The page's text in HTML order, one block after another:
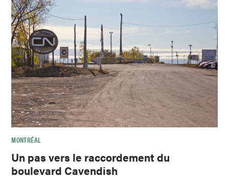
MONTRÉAL
Un pas vers le raccordement du
boulevard Cavendish